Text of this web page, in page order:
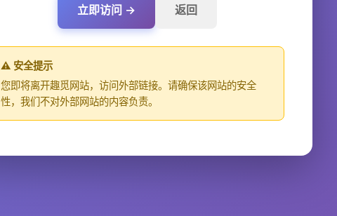
立即访问 → 返回
⚠️ 安全提示
您即将离开趣觅网站，访问外部链接。请确保该网站的安全
性，我们不对外部网站的内容负责。